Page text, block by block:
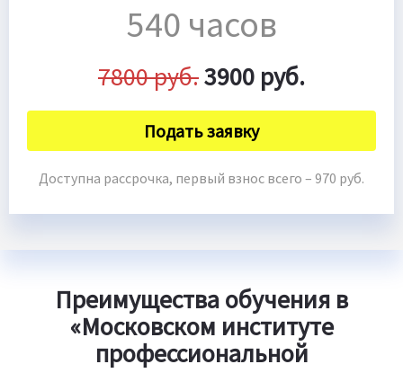
540 часов
7800 руб.3900 руб.
Подать заявку
Доступна рассрочка, первый взнос всего – 970 руб.
Преимущества обучения в
«Московском институте
профессиональной